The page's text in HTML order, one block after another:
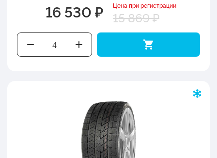
16 530 ₽ Цена при регистрации
15 869 ₽